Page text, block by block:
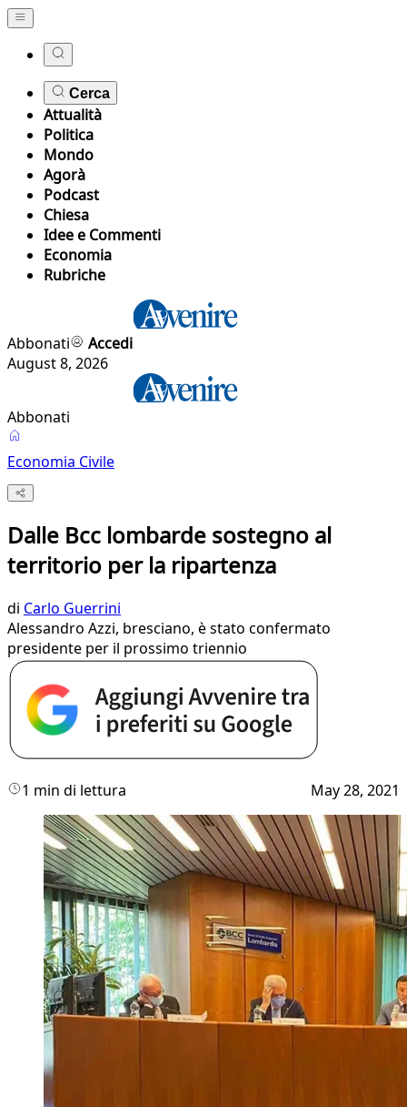
Cerca
Attualità
Politica
Mondo
Agorà
Podcast
Chiesa
Idee e Commenti
Economia
Rubriche
Abbonati
Accedi
August 8, 2026
Abbonati
Economia Civile
Dalle Bcc lombarde sostegno al
territorio per la ripartenza
di Carlo Guerrini
Alessandro Azzi, bresciano, è stato confermato
presidente per il prossimo triennio
1 min di lettura May 28, 2021